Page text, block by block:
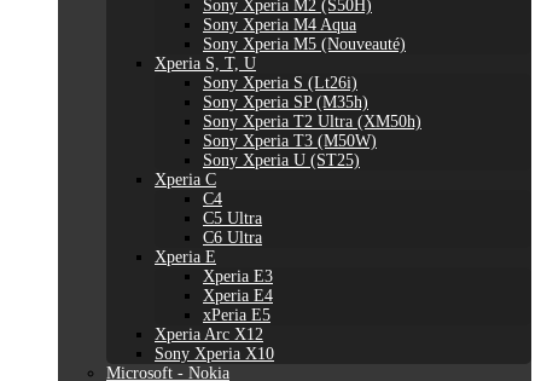
Sony Xperia M2 (S50H)
Sony Xperia M4 Aqua
Sony Xperia M5 (Nouveauté)
Xperia S, T, U
Sony Xperia S (Lt26i)
Sony Xperia SP (M35h)
Sony Xperia T2 Ultra (XM50h)
Sony Xperia T3 (M50W)
Sony Xperia U (ST25)
Xperia C
C4
C5 Ultra
C6 Ultra
Xperia E
Xperia E3
Xperia E4
xPeria E5
Xperia Arc X12
Sony Xperia X10
Microsoft - Nokia